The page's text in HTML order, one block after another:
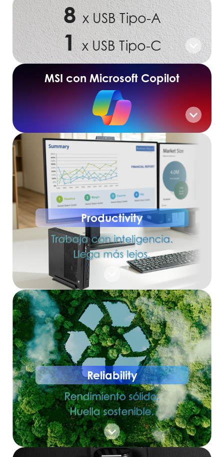
8x USB Tipo-A
1x USB Tipo-C
MSI con Microsoft Copilot
Productivity
Trabaja con inteligencia.
Llega más lejos.
Reliability
Rendimiento sólido,
Huella sostenible.